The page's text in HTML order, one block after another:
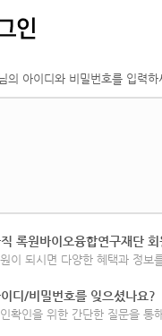
의 아이디와 비밀번호를 입력하
록원바이오융합연구재단
이 되시면 다양한 혜택과 정보
디/비밀번호를 잊으셨나요?
확인을 위한 간단한 질문을 통